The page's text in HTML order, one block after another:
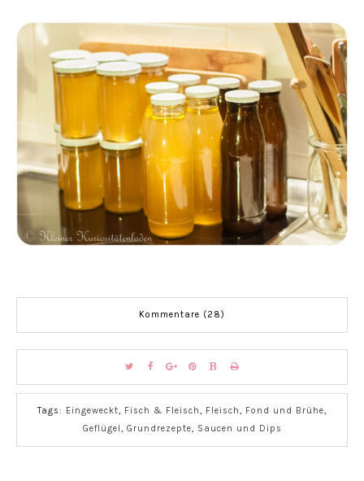
Kommentare (28)
Tags: Eingeweckt, Fisch & Fleisch, Fleisch, Fond und Brühe,
Geflügel , Grundrezepte, Saucen und Dips